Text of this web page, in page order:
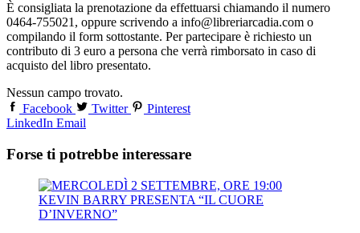
È consigliata la prenotazione da effettuarsi chiamando il numero
0464-755021, oppure scrivendo a info@libreriarcadia.com o
compilando il form sottostante. Per partecipare è richiesto un
contributo di 3 euro a persona che verrà rimborsato in caso di
acquisto del libro presentato.
Nessun campo trovato.
Facebook
Twitter
Pinterest
LinkedIn Email
Forse ti potrebbe interessare